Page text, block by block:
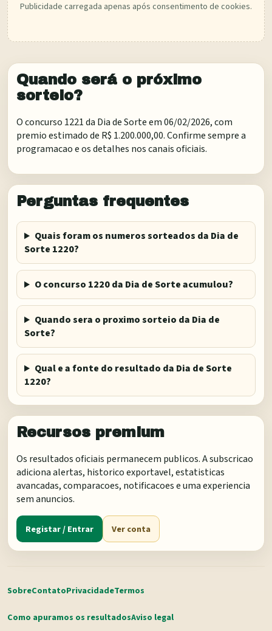
Publicidade carregada apenas após consentimento de cookies.
Quando será o próximo
sorteio?
O concurso 1221 da Dia de Sorte em 06/02/2026, com
premio estimado de R$ 1.200.000,00. Confirme sempre a
programacao e os detalhes nos canais oficiais.
Perguntas frequentes
Quais foram os numeros sorteados da Dia de
Sorte 1220?
O concurso 1220 da Dia de Sorte acumulou?
Quando sera o proximo sorteio da Dia de
Sorte?
Qual e a fonte do resultado da Dia de Sorte
1220?
Recursos premium
Os resultados oficiais permanecem publicos. A subscricao
adiciona alertas, historico exportavel, estatisticas
avancadas, comparacoes, notificacoes e uma experiencia
sem anuncios.
Registar / Entrar Ver conta
SobreContatoPrivacidadeTermos
Como apuramos os resultadosAviso legal